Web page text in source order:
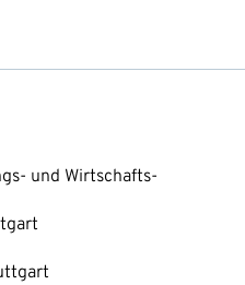
und Wirtschafts-